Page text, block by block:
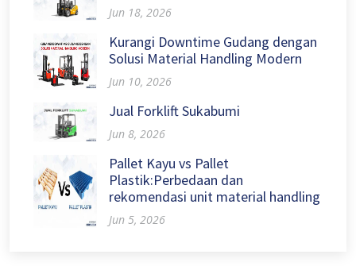
Jun 18, 2026
Kurangi Downtime Gudang dengan
Solusi Material Handling Modern
Jun 10, 2026
Jual Forklift Sukabumi
Jun 8, 2026
Pallet Kayu vs Pallet
Plastik:Perbedaan dan
rekomendasi unit material handling
Jun 5, 2026